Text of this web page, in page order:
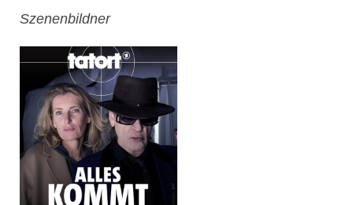
Szenenbildner